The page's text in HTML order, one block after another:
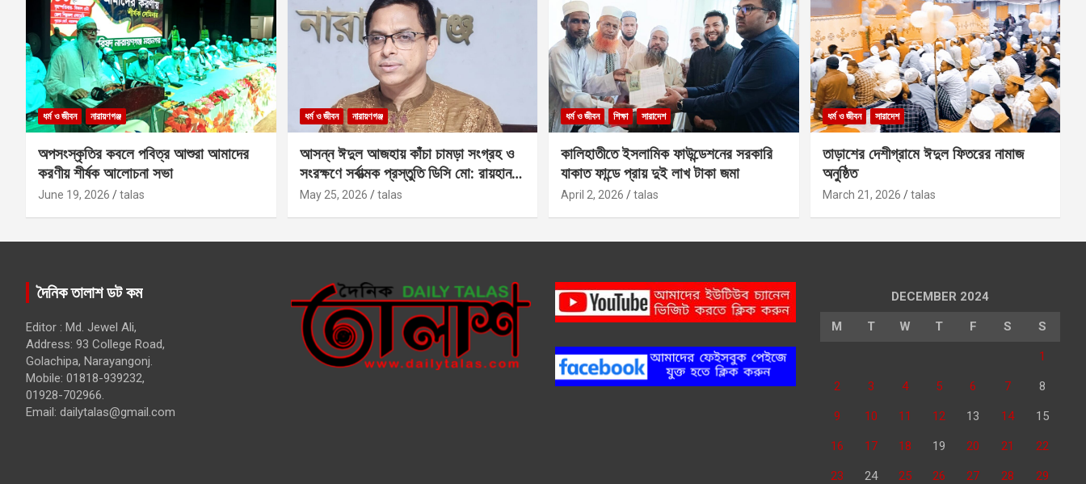
ধর্ম ও জীবন নারায়ণগঞ্জ
অপসংস্কৃতির কবলে পবিত্র আশুরা আমাদের
করণীয় শীর্ষক আলোচনা সভা
June 19, 2026 talas
ধর্ম ও জীবন নারায়ণগঞ্জ
আসন্ন ঈদুল আজহায় কাঁচা চামড়া সংগ্রহ ও
সংরক্ষণে সর্বাত্মক প্রস্তুতি ডিসি মো: রায়হান
কবির
May 25, 2026 talas
ধর্ম ও জীবন শিক্ষা সারাদেশ
কালিহাতীতে ইসলামিক ফাউন্ডেশনের সরকারি
যাকাত ফান্ডে প্রায় দুই লাখ টাকা জমা
April 2, 2026 talas
ধর্ম ও জীবন সারাদেশ
তাড়াশের দেশীগ্রামে ঈদুল ফিতরের নামাজ
অনুষ্ঠিত
March 21, 2026 talas
দৈনিক তালাশ ডট কম
Editor : Md. Jewel Ali,
Address: 93 College Road,
Golachipa, Narayangonj.
Mobile: 01818-939232,
01928-702966.
Email: dailytalas@gmail.com
DECEMBER 2024
M T W T F S S
1
2 3 4 5 6 7 8
9 10 11 12 13 14 15
16 17 18 19 20 21 22
23 24 25 26 27 28 29